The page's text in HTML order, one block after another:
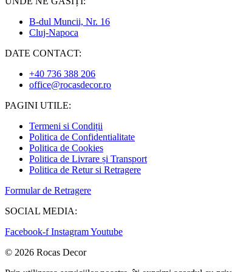
B-dul Muncii, Nr. 16
Cluj-Napoca
DATE CONTACT:
+40 736 388 206
office@rocasdecor.ro
PAGINI UTILE:
Termeni si Condiții
Politica de Confidentialitate
Politica de Cookies
Politica de Livrare și Transport
Politica de Retur si Retragere
Formular de Retragere
SOCIAL MEDIA:
Facebook-f InstagramYoutube
© 2026 Rocas Decor